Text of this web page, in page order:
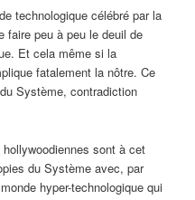
technologique célébré par la
faire peu à peu le deuil de
Et cela même si la
fatalement la nôtre. Ce
Système, contradiction
sont à cet
du Système avec, par
hyper-technologique qui